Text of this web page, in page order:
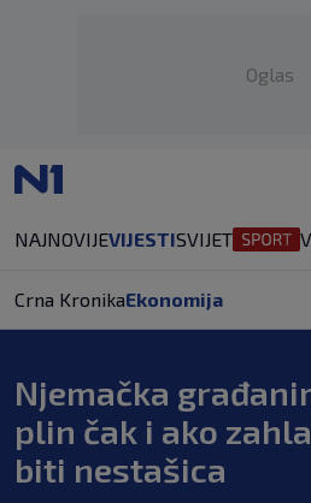
Oglas
NAJNOVIJEVIJESTISVIJET
Crna KronikaEkonomija
Njemačka
plin čak i ako
biti nestašica